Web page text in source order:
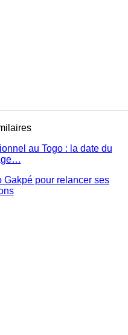
au Togo : la date du
Gakpé pour relancer ses